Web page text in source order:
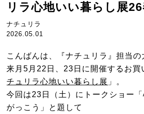
リラ心地いい暮らし展
ナチュリラ
2026.05.01
こんばんは、『ナチュリラ』担当の
来月5月22日、23日に開催するお買
チュリラ心地いい暮らし展 」。
今回は23日（土）にトークショー
がっこう」と題して